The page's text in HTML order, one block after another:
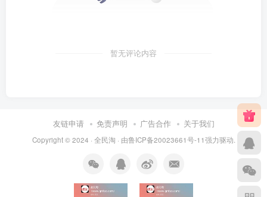
暂无评论内容
友链申请 免责声明 广告合作 关于我们
Copyright © 2024 · 全民淘 · 由鲁ICP备20023661号-11强力驱动.